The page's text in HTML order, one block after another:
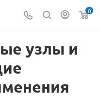
0
узлы и